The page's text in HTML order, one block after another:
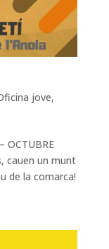
jove,
OCTUBRE
cauen un munt
de la comarca!